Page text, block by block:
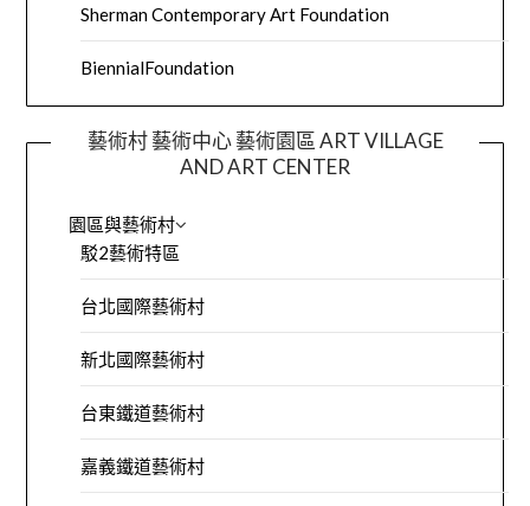
Sherman Contemporary Art Foundation
BiennialFoundation
藝術村 藝術中心 藝術園區 ART VILLAGE
AND ART CENTER
園區與藝術村
駁2藝術特區
台北國際藝術村
新北國際藝術村
台東鐵道藝術村
嘉義鐵道藝術村